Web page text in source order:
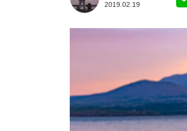
2019.02.19